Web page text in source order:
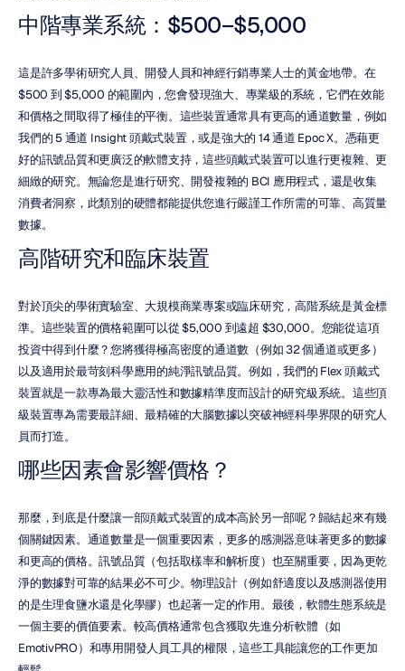
中階專業系統：$500–$5,000
這是許多學術研究人員、開發人員和神經行銷專業人士的黃金地帶。在
$500 到 $5,000 的範圍內，您會發現強大、專業級的系統，它們在效能
和價格之間取得了極佳的平衡。這些裝置通常具有更高的通道數量，例如
我們的 5 通道 Insight 頭戴式裝置，或是強大的 14 通道 Epoc X。憑藉更
好的訊號品質和更廣泛的軟體支持，這些頭戴式裝置可以進行更複雜、更
細緻的研究。無論您是進行研究、開發複雜的 BCI 應用程式，還是收集
消費者洞察，此類別的硬體都能提供您進行嚴謹工作所需的可靠、高質量
數據。
高階研究和臨床裝置
對於頂尖的學術實驗室、大規模商業專案或臨床研究，高階系統是黃金標
準。這些裝置的價格範圍可以從 $5,000 到遠超 $30,000。您能從這項
投資中得到什麼？您將獲得極高密度的通道數（例如 32 個通道或更多）
以及適用於最苛刻科學應用的純淨訊號品質。例如，我們的 Flex 頭戴式
裝置就是一款專為最大靈活性和數據精準度而設計的研究級系統。這些頂
級裝置專為需要最詳細、最精確的大腦數據以突破神經科學界限的研究人
員而打造。
哪些因素會影響價格？
那麼，到底是什麼讓一部頭戴式裝置的成本高於另一部呢？歸結起來有幾
個關鍵因素。通道數量是一個重要因素，更多的感測器意味著更多的數據
和更高的價格。訊號品質（包括取樣率和解析度）也至關重要，因為更乾
淨的數據對可靠的結果必不可少。物理設計（例如舒適度以及感測器使用
的是生理食鹽水還是化學膠）也起著一定的作用。最後，軟體生態系統是
一個主要的價值要素。較高價格通常包含獲取先進分析軟體（如
EmotivPRO）和專用開發人員工具的權限，這些工具能讓您的工作更加